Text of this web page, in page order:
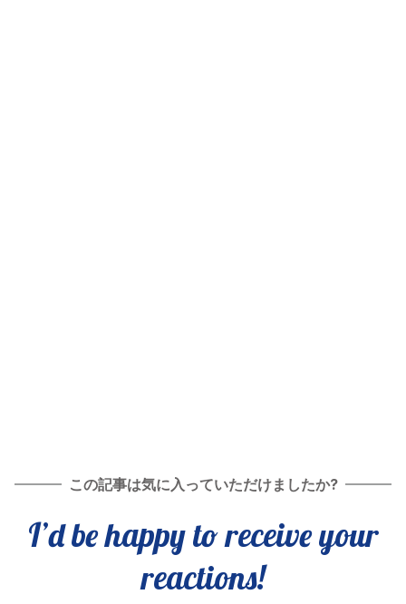
この記事は気に入っていただけましたか?
I’d be happy to receive your
reactions!